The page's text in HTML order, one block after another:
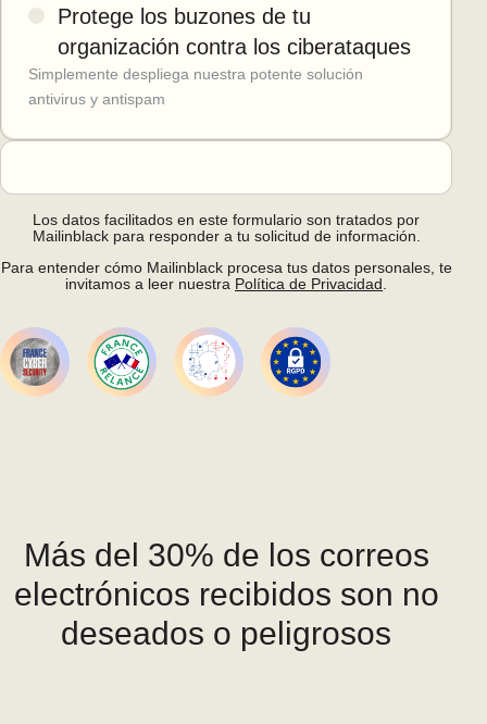
Protege los buzones de tu
organización contra los ciberataques
Simplemente despliega nuestra potente solución
antivirus y antispam
Los datos facilitados en este formulario son tratados por
Mailinblack para responder a tu solicitud de información.
Para entender cómo Mailinblack procesa tus datos personales, te
invitamos a leer nuestra Política de Privacidad
Más del 30% de los correos
electrónicos recibidos son no
deseados o peligrosos